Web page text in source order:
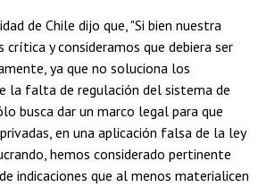
de Chile dijo que, "Si bien nuestra
y consideramos que debiera ser
ya que no soluciona los
la falta de regulación del sistema de
busca dar un marco legal para que
en una aplicación falsa de la ley
hemos considerado pertinente
indicaciones que al menos materialicen